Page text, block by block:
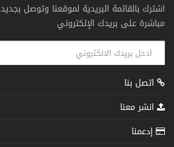
اشترك بالقائمة البريدية لموقعنا وتوصل
مباشرة على بريدك الإلكتروني
اتصل بنا
انشر معنا
إدعمنا